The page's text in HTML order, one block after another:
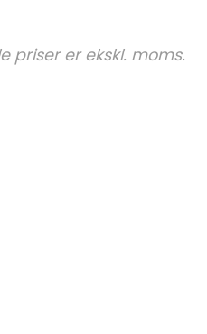
priser er ekskl. moms.